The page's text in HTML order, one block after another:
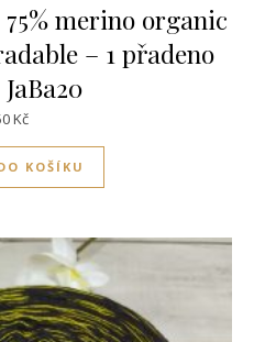
merino organic
– 1 přadeno
Kč
KOŠÍKU